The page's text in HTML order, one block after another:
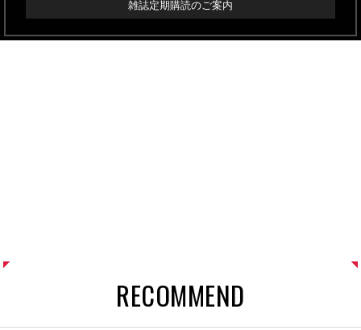
雑誌定期購読のご案内
RECOMMEND